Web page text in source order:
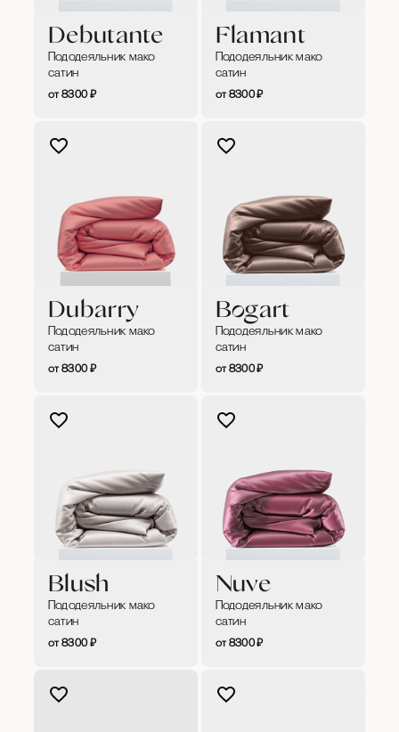
Debutante
Пододеяльник мако
сатин
8300₽
Flamant
Пододеяльник мако
сатин
8300₽
Dubarry
Пододеяльник мако
сатин
8300₽
Bogart
Пододеяльник мако
сатин
8300₽
Blush
Пододеяльник мако
сатин
8300₽
Nuve
Пододеяльник мако
сатин
8300₽